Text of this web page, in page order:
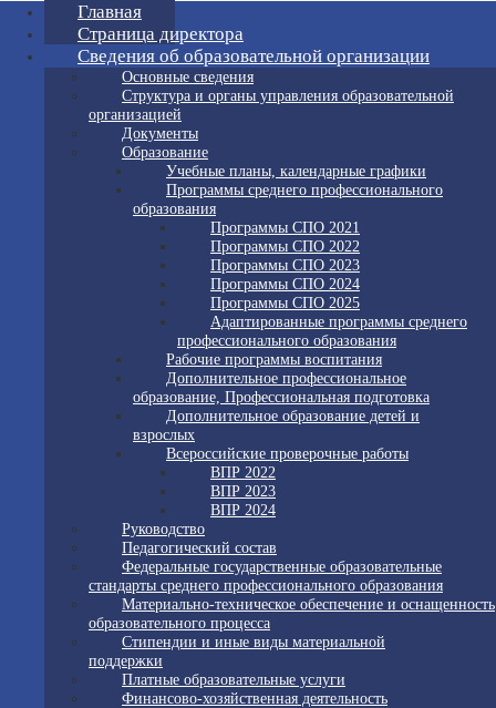
Главная
Страница директора
Сведения об образовательной организации
Основные сведения
Структура и органы управления образовательной
организацией
Документы
Образование
Учебные планы, календарные графики
Программы среднего профессионального
образования
Программы СПО 2021
Программы СПО 2022
Программы СПО 2023
Программы СПО 2024
Программы СПО 2025
Адаптированные программы среднего
профессионального образования
Рабочие программы воспитания
Дополнительное профессиональное
образование, Профессиональная подготовка
Дополнительное образование детей и
взрослых
Всероссийские проверочные работы
ВПР 2022
ВПР 2023
ВПР 2024
Руководство
Педагогический состав
Федеральные государственные образовательные
стандарты среднего профессионального образования
Материально-техническое обеспечение и оснащенность
образовательного процесса
Стипендии и иные виды материальной
поддержки
Платные образовательные услуги
Финансово-хозяйственная деятельность